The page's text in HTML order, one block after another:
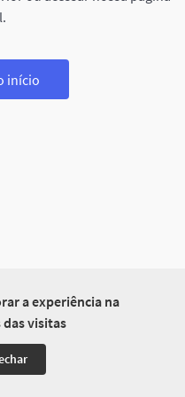
a experiência na
visitas
início